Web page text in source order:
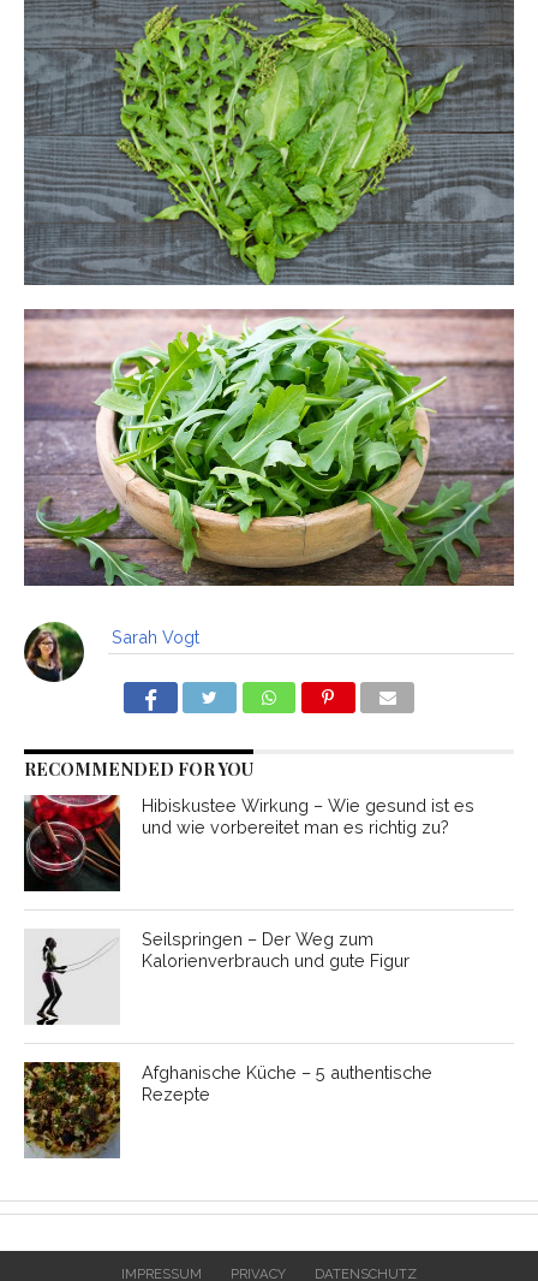
Sarah Vogt
RECOMMENDED FOR YOU
Hibiskustee Wirkung – Wie gesund ist es
und wie vorbereitet man es richtig zu?
Seilspringen – Der Weg zum
Kalorienverbrauch und gute Figur
Afghanische Küche – 5 authentische
Rezepte
IMPRESSUM PRIVACY DATENSCHUTZ